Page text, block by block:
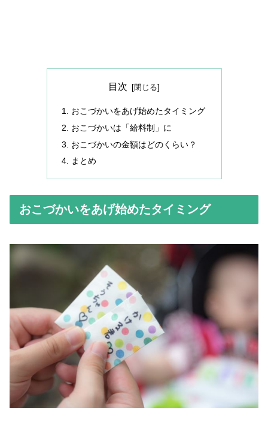
目次
おこづかいをあげ始めたタイミング
おこづかいは「給料制」に
おこづかいの金額はどのくらい？
まとめ
おこづかいをあげ始めたタイミング